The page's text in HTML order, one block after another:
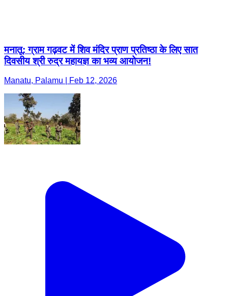
मनातू: ग्राम गढ़वट में शिव मंदिर प्राण प्रतिष्ठा के लिए सात
दिवसीय श्री रुद्र महायज्ञ का भव्य आयोजन!
Manatu, Palamu | Feb 12, 2026